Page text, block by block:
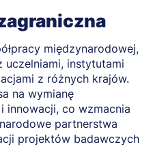
międzynarodowej,
uczelniami, instytutami
z różnych krajów.
na wymianę
innowacji, co wzmacnia
partnerstwa
projektów badawczych